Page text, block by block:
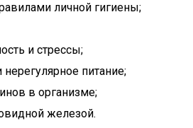
личной гигиены;
и стрессы;
питание;
в организме;
железой.